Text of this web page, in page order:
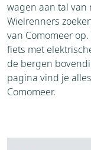
wagen aan tal
Wielrenners
van Comomeer
fiets met
de bergen
pagina vind je
Comomeer.